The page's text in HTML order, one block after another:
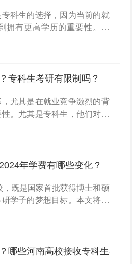
科生的选择，因为当前的就
拥有更高学历的重要性。那
专科生考研有限制吗？
尤其是在就业竞争激烈的背
。尤其是专科生，他们对于
年学费有哪些变化？
，既是国家首批获得博士和硕
学子的梦想目标。本文将为
哪些河南高校接收专科生考研？